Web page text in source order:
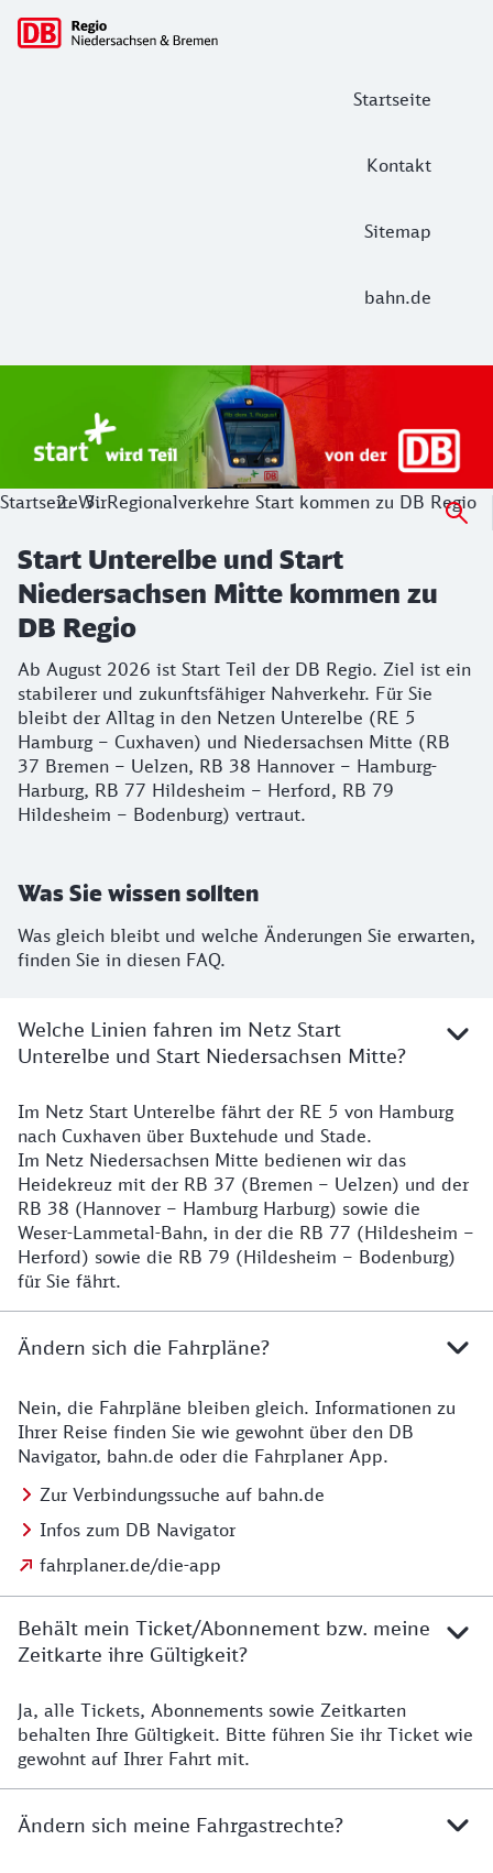
Startseite
Kontakt
Sitemap
bahn.de
Hauptnavigation
Start Unterelbe und Start
Ab August 2026 ist Start Teil der DB Regio. Ziel ist ein
StartseiteWirRegionalverkehre Start kommen zu DB Regio
Start Unterelbe und Start
Niedersachsen Mitte kommen zu
DB Regio
Ab August 2026 ist Start Teil der DB Regio. Ziel ist ein
stabilerer und zukunftsfähiger Nahverkehr. Für Sie
bleibt der Alltag in den Netzen Unterelbe (RE 5
Hamburg – Cuxhaven) und Niedersachsen Mitte (RB
37 Bremen – Uelzen, RB 38 Hannover – Hamburg-
Harburg, RB 77 Hildesheim – Herford, RB 79
Hildesheim – Bodenburg) vertraut.
Was Sie wissen sollten
Was gleich bleibt und welche Änderungen Sie erwarten,
finden Sie in diesen FAQ.
Welche Linien fahren im Netz Start
Unterelbe und Start Niedersachsen Mitte?
Details
Im Netz Start Unterelbe fährt der RE 5 von Hamburg
nach Cuxhaven über Buxtehude und Stade.
Im Netz Niedersachsen Mitte bedienen wir das
Heidekreuz mit der RB 37 (Bremen – Uelzen) und der
RB 38 (Hannover – Hamburg Harburg) sowie die
Weser-Lammetal-Bahn, in der die RB 77 (Hildesheim –
Herford) sowie die RB 79 (Hildesheim – Bodenburg)
für Sie fährt.
Ändern sich die Fahrpläne?
Details zu den Fahrplänen
Nein, die Fahrpläne bleiben gleich. Informationen zu
Ihrer Reise finden Sie wie gewohnt über den DB
Navigator, bahn.de oder die Fahrplaner App.
Zur Verbindungssuche auf bahn.de
Infos zum DB Navigator
fahrplaner.de/die-app
Behält mein Ticket/Abonnement bzw. meine
Zeitkarte ihre Gültigkeit?
Details zur Zeitkarte
Ja, alle Tickets, Abonnements sowie Zeitkarten
behalten Ihre Gültigkeit. Bitte führen Sie ihr Ticket wie
gewohnt auf Ihrer Fahrt mit.
Ändern sich meine Fahrgastrechte?